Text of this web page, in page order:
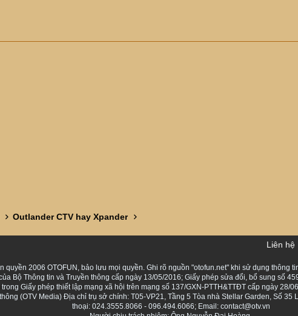
Outlander CTV hay Xpander
Liên hệ
quyền 2006 OTOFUN, bảo lưu mọi quyền. Ghi rõ nguồn "otofun.net" khi sử dụng thông
Bộ Thông tin và Truyền thông cấp ngày 13/05/2016; Giấy phép sửa đổi, bổ sung số
Giấy phép thiết lập mạng xã hội trên mạng số 137/GXN-PTTH&TTĐT cấp ngày 28/
(OTV Media) Địa chỉ trụ sở chính: T05-VP21, Tầng 5 Tòa nhà Stellar Garden, Số
thoại: 024.3555.8066 - 096.494.6066; Email: contact@otv.vn